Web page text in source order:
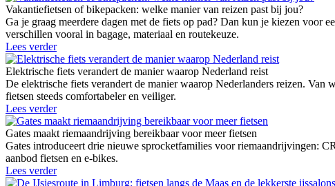
Vakantiefietsen of bikepacken: welke manier van reizen past bij jou?
Ga je graag meerdere dagen met de fiets op pad? Dan kun je kiezen voor
verschillen vooral in bagage, materiaal en routekeuze.
Lees verder
Elektrische fiets verandert de manier waarop Nederland reist
De elektrische fiets verandert de manier waarop Nederlanders reizen. Van
fietsen steeds comfortabeler en veiliger.
Lees verder
Gates maakt riemaandrijving bereikbaar voor meer fietsen
Gates introduceert drie nieuwe sprocketfamilies voor riemaandrijvingen:
aanbod fietsen en e-bikes.
Lees verder